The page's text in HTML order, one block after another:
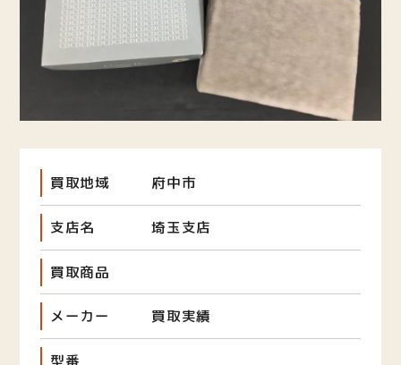
買取地域 府中市
支店名 埼玉支店
買取商品
メーカー 買取実績
型番